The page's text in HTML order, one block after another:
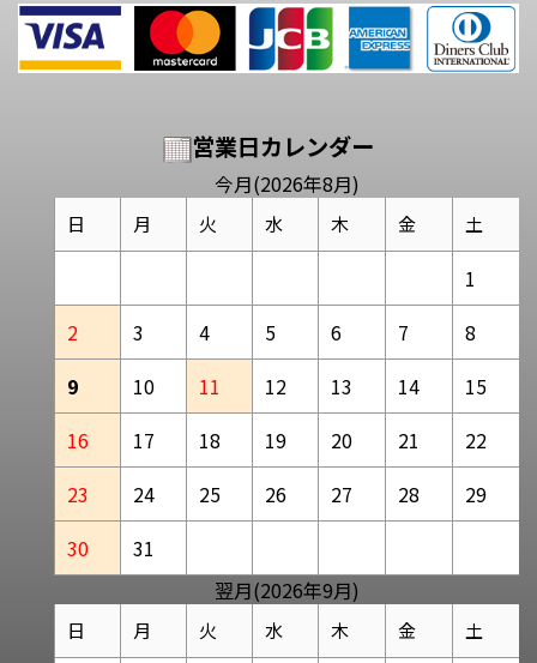
営業日カレンダー
今月(2026年8月)
日 月 火 水 木 金 土
1
2
3 4 5 6 7
8
9
10 11 12 13 14
15
16
17 18 19 20 21
22
23
24 25 26 27 28
29
30
31
翌月(2026年9月)
日 月 火 水 木 金 土